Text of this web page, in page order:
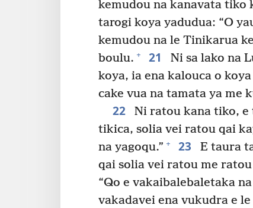
kemudou na kanavata tiko
tarogi koya yadudua: “O
kemudou na le Tinikarua
boulu. + 21
Ni sa lako na
koya, ia ena kalouca o
cake vua na tamata ya me
22
Ni ratou kana tiko, e
tikica, solia vei ratou qai
na yagoqu.” + 23
E taura
qai solia vei ratou me
“Qo e vakaibalebaletaka
vakadavei ena vukudra e